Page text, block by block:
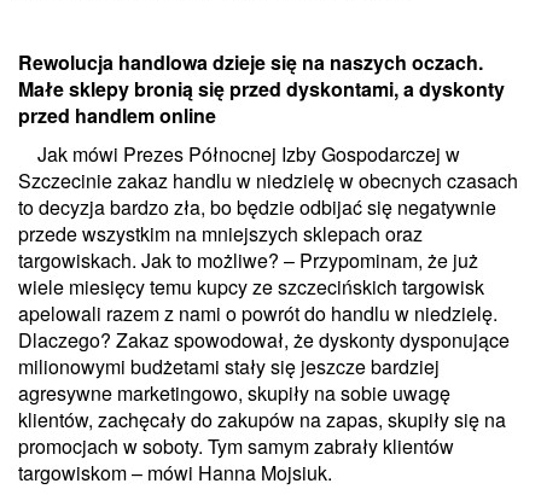
Rewolucja handlowa dzieje się na naszych oczach.
Małe sklepy bronią się przed dyskontami, a dyskonty
przed handlem online
Jak mówi Prezes Północnej Izby Gospodarczej w
Szczecinie zakaz handlu w niedzielę w obecnych czasach
to decyzja bardzo zła, bo będzie odbijać się negatywnie
przede wszystkim na mniejszych sklepach oraz
targowiskach. Jak to możliwe? – Przypominam, że już
wiele miesięcy temu kupcy ze szczecińskich targowisk
apelowali razem z nami o powrót do handlu w niedzielę.
Dlaczego? Zakaz spowodował, że dyskonty dysponujące
milionowymi budżetami stały się jeszcze bardziej
agresywne marketingowo, skupiły na sobie uwagę
klientów, zachęcały do zakupów na zapas, skupiły się na
promocjach w soboty. Tym samym zabrały klientów
targowiskom – mówi Hanna Mojsiuk.